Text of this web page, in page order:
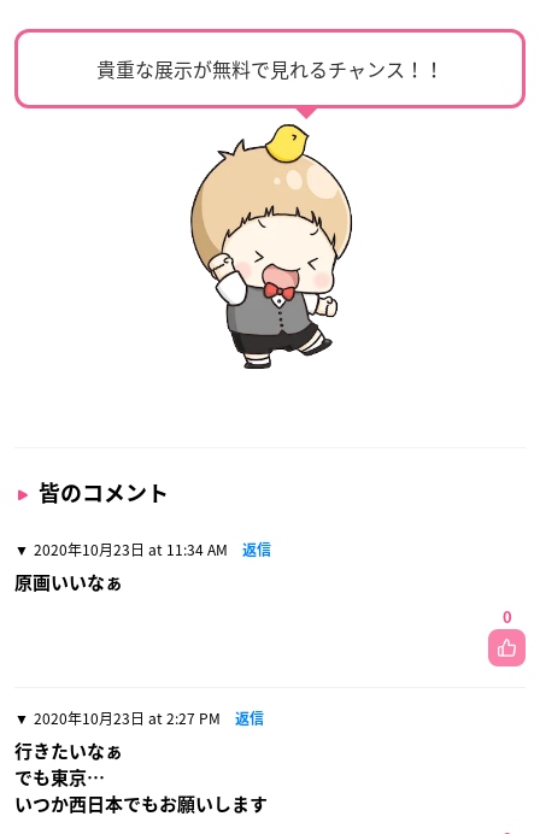
貴重な展示が無料で見れるチャンス！！
皆のコメント
2020年10月23日 at 11:34 AM 返信
原画いいなぁ
0
2020年10月23日 at 2:27 PM 返信
行きたいなぁ
でも東京…
いつか西日本でもお願いします